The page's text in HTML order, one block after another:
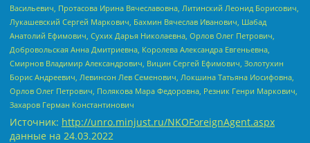
Васильевич, Протасова Ирина Вячеславовна, Литинский Леонид Борисович,
Лукашевский Сергей Маркович, Бахмин Вячеслав Иванович, Шабад
Анатолий Ефимович, Сухих Дарья Николаевна, Орлов Олег Петрович,
Добровольская Анна Дмитриевна, Королева Александра Евгеньевна,
Смирнов Владимир Александрович, Вицин Сергей Ефимович, Золотухин
Борис Андреевич, Левинсон Лев Семенович, Локшина Татьяна Иосифовна,
Орлов Олег Петрович, Полякова Мара Федоровна, Резник Генри Маркович,
Захаров Герман Константинович
Источник: http://unro.minjust.ru/NKOForeignAgent.aspx
данные на 24.03.2022